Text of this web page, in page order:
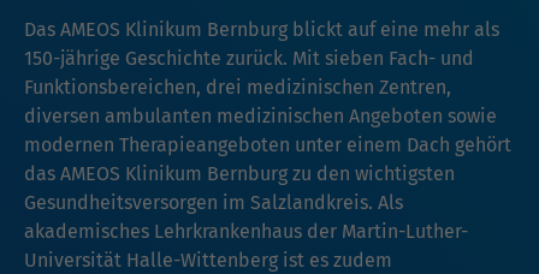
Das AMEOS Klinikum Bernburg blickt auf eine mehr als
150-jährige Geschichte zurück. Mit sieben Fach- und
Funktionsbereichen, drei medizinischen Zentren,
diversen ambulanten medizinischen Angeboten sowie
modernen Therapieangeboten unter einem Dach gehört
das AMEOS Klinikum Bernburg zu den wichtigsten
Gesundheitsversorgen im Salzlandkreis. Als
akademisches Lehrkrankenhaus der Martin-Luther-
Universität Halle-Wittenberg ist es zudem